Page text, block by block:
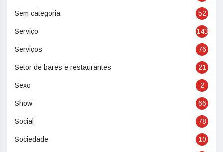
Sem categoria 52
Serviço 143
Serviços 76
Setor de bares e restaurantes 21
Sexo 2
Show 66
Social 78
Sociedade 10